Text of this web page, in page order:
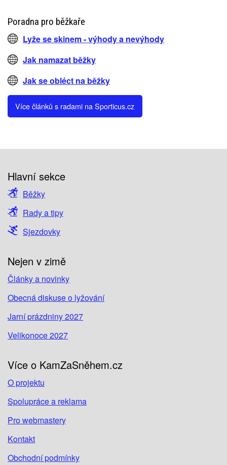
Poradna pro běžkaře
Lyže se skinem - výhody a nevýhody
Jak namazat běžky
Jak se obléct na běžky
Více článků s radami na Sporticus.cz
Hlavní sekce
Běžky
Rady a tipy
Sjezdovky
Nejen v zimě
Články a novinky
Obecná diskuse o lyžování
Jarní prázdniny 2027
Velikonoce 2027
Více o KamZaSněhem.cz
O projektu
Spolupráce a reklama
Pro webmastery
Kontakt
Obchodní podmínky